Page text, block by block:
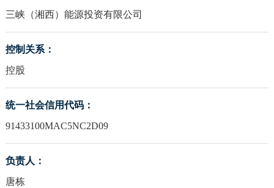
三峡（湘西）能源投资有限公司
控制关系：
控股
统一社会信用代码：
91433100MAC5NC2D09
负责人：
唐栋